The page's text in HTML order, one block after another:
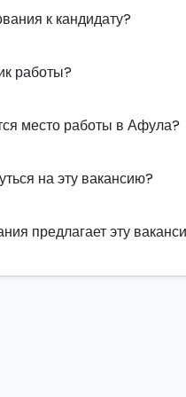
к кандидату?
работы?
место работы в Афула?
на эту вакансию?
предлагает эту